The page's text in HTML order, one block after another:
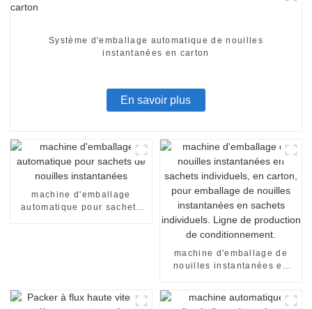
Système d'emballage automatique de nouilles
instantanées en carton
En savoir plus
machine d'emballage
automatique pour sachets
machine d'emballage de
nouilles instantanées en
carton, pour emballage de
nouilles instantanées en